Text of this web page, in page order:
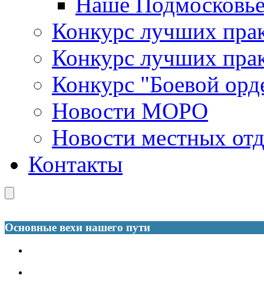
Конкурс лучших
Конкурс лучших
Конкурс "Боевой
Новости МОРО
Новости местных
Контакты
Основные вехи нашего пути